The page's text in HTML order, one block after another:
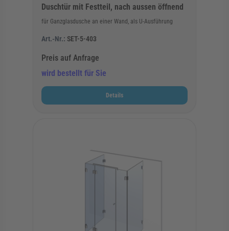
Duschtür mit Festteil, nach aussen öffnend
für Ganzglasdusche an einer Wand, als U-Ausführung
Art.-Nr.: SET-5-403
Preis auf Anfrage
wird bestellt für Sie
Details